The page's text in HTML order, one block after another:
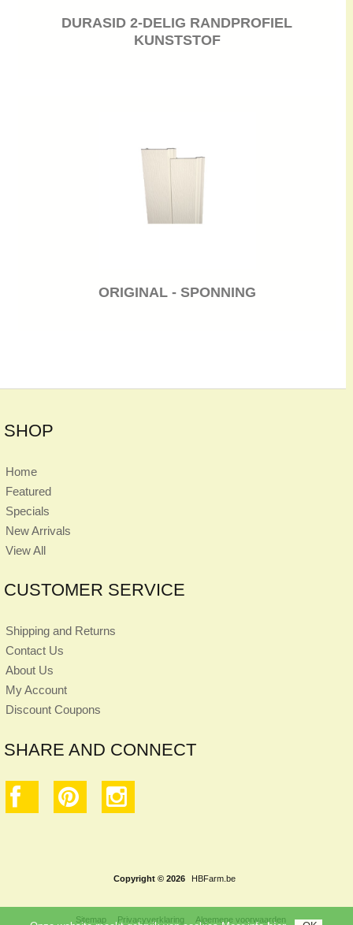
DURASID 2-DELIG RANDPROFIEL
KUNSTSTOF
ORIGINAL - SPONNING
SHOP
Home
Featured
Specials
New Arrivals
View All
CUSTOMER SERVICE
Shipping and Returns
Contact Us
About Us
My Account
Discount Coupons
SHARE AND CONNECT
Copyright © 2026 HBFarm.be
Sitemap Privacyverklaring Algemene voorwaarden